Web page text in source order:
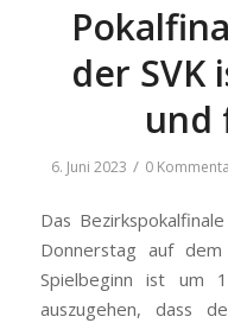
der
und
6. Juni 2023 / 0
Das
Donnerstag auf
Spielbeginn ist um
auszugehen, dass